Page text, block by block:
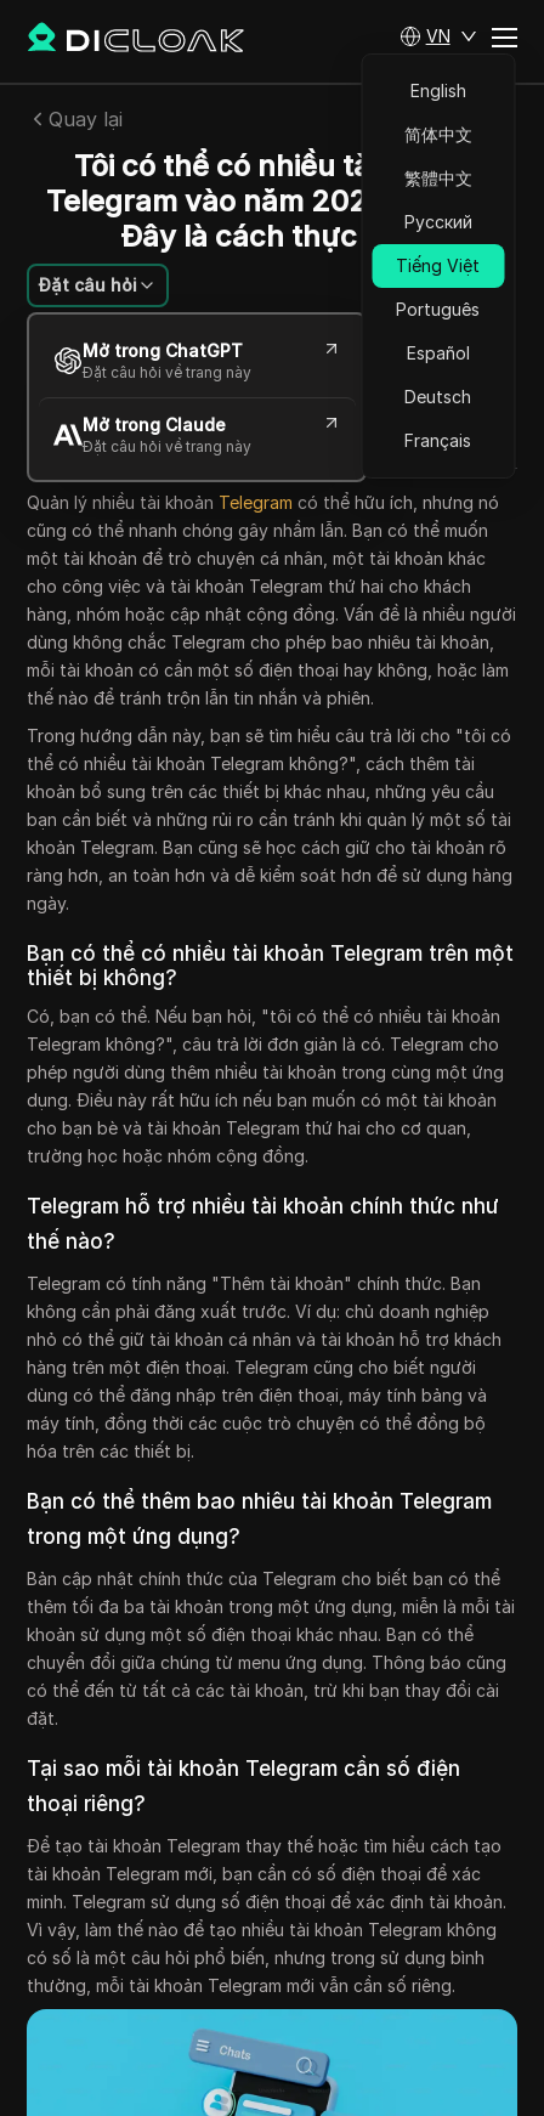
VN
English
简体中文
繁體中文
Русский
Tiếng Việt
Português
Español
Deutsch
Français
Quay lại
Tôi có thể có nhiều tài khoản
Telegram vào năm 2026 không?
Đây là cách thực hiện
Đặt câu hỏi
Mở trong ChatGPT
Đặt câu hỏi về trang này
Mở trong Claude
Đặt câu hỏi về trang này
Jessica Wardell
14 Th05 2026 8 Đọc trong giây phút
Copy Link
Quản lý nhiều tài khoản Telegram có thể hữu ích, nhưng nó
cũng có thể nhanh chóng gây nhầm lẫn. Bạn có thể muốn
một tài khoản để trò chuyện cá nhân, một tài khoản khác
cho công việc và tài khoản Telegram thứ hai cho khách
hàng, nhóm hoặc cập nhật cộng đồng. Vấn đề là nhiều người
dùng không chắc Telegram cho phép bao nhiêu tài khoản,
mỗi tài khoản có cần một số điện thoại hay không, hoặc làm
thế nào để tránh trộn lẫn tin nhắn và phiên.
Trong hướng dẫn này, bạn sẽ tìm hiểu câu trả lời cho "tôi có
thể có nhiều tài khoản Telegram không?", cách thêm tài
khoản bổ sung trên các thiết bị khác nhau, những yêu cầu
bạn cần biết và những rủi ro cần tránh khi quản lý một số tài
khoản Telegram. Bạn cũng sẽ học cách giữ cho tài khoản rõ
ràng hơn, an toàn hơn và dễ kiểm soát hơn để sử dụng hàng
ngày.
Bạn có thể có nhiều tài khoản Telegram trên một
thiết bị không?
Có, bạn có thể. Nếu bạn hỏi, "tôi có thể có nhiều tài khoản
Telegram không?", câu trả lời đơn giản là có. Telegram cho
phép người dùng thêm nhiều tài khoản trong cùng một ứng
dụng. Điều này rất hữu ích nếu bạn muốn có một tài khoản
cho bạn bè và tài khoản Telegram thứ hai cho cơ quan,
trường học hoặc nhóm cộng đồng.
Telegram hỗ trợ nhiều tài khoản chính thức như
thế nào?
Telegram có tính năng "Thêm tài khoản" chính thức. Bạn
không cần phải đăng xuất trước. Ví dụ: chủ doanh nghiệp
nhỏ có thể giữ tài khoản cá nhân và tài khoản hỗ trợ khách
hàng trên một điện thoại. Telegram cũng cho biết người
dùng có thể đăng nhập trên điện thoại, máy tính bảng và
máy tính, đồng thời các cuộc trò chuyện có thể đồng bộ
hóa trên các thiết bị.
Bạn có thể thêm bao nhiêu tài khoản Telegram
trong một ứng dụng?
Bản cập nhật chính thức của Telegram cho biết bạn có thể
thêm tối đa ba tài khoản trong một ứng dụng, miễn là mỗi tài
khoản sử dụng một số điện thoại khác nhau. Bạn có thể
chuyển đổi giữa chúng từ menu ứng dụng. Thông báo cũng
có thể đến từ tất cả các tài khoản, trừ khi bạn thay đổi cài
đặt.
Tại sao mỗi tài khoản Telegram cần số điện
thoại riêng?
Để tạo tài khoản Telegram thay thế hoặc tìm hiểu cách tạo
tài khoản Telegram mới, bạn cần có số điện thoại để xác
minh. Telegram sử dụng số điện thoại để xác định tài khoản.
Vì vậy, làm thế nào để tạo nhiều tài khoản Telegram không
có số là một câu hỏi phổ biến, nhưng trong sử dụng bình
thường, mỗi tài khoản Telegram mới vẫn cần số riêng.